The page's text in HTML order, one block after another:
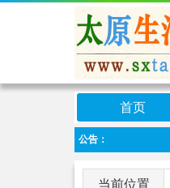
首页
公告：
当前位置